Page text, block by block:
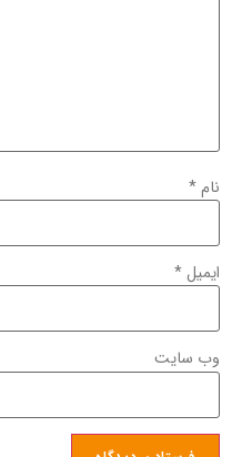
نام*
ایمیل*
وب‌ سایت